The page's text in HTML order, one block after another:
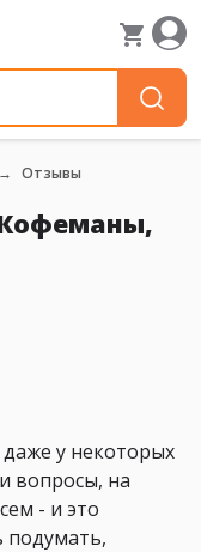
Отзывы
у некоторых
вопросы, на
- и это
подумать,